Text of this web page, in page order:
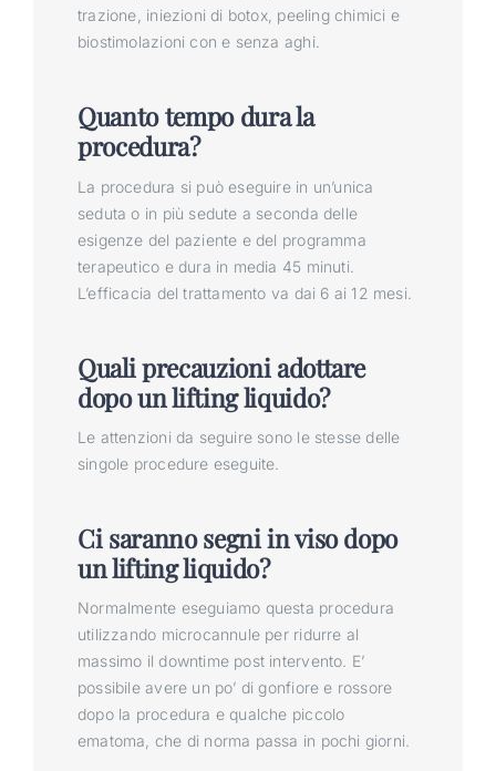
trazione, iniezioni di botox, peeling chimici e
biostimolazioni con e senza aghi.
Quanto tempo dura la
procedura?
La procedura si può eseguire in un’unica
seduta o in più sedute a seconda delle
esigenze del paziente e del programma
terapeutico e dura in media 45 minuti.
L’efficacia del trattamento va dai 6 ai 12 mesi.
Quali precauzioni adottare
dopo un lifting liquido?
Le attenzioni da seguire sono le stesse delle
singole procedure eseguite.
Ci saranno segni in viso dopo
un lifting liquido?
Normalmente eseguiamo questa procedura
utilizzando microcannule per ridurre al
massimo il downtime post intervento. E’
possibile avere un po’ di gonfiore e rossore
dopo la procedura e qualche piccolo
ematoma, che di norma passa in pochi giorni.